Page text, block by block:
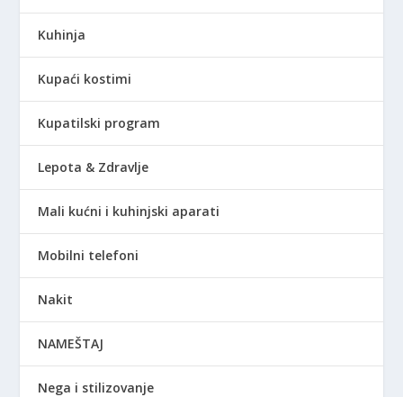
Kuhinja
Kupaći kostimi
Kupatilski program
Lepota & Zdravlje
Mali kućni i kuhinjski aparati
Mobilni telefoni
Nakit
NAMEŠTAJ
Nega i stilizovanje